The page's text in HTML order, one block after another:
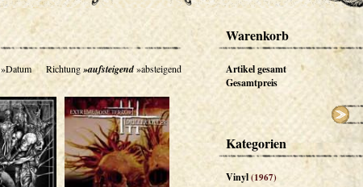
»Datum Richtung»aufsteigend»absteigend
Warenkorb
Artikel gesamt
Gesamtpreis
Kategorien
Vinyl(1967)